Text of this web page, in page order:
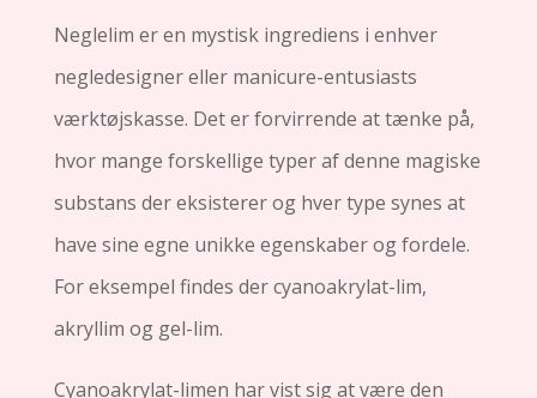
Neglelim er en mystisk ingrediens i enhver
negledesigner eller manicure-entusiasts
værktøjskasse. Det er forvirrende at tænke på,
hvor mange forskellige typer af denne magiske
substans der eksisterer og hver type synes at
have sine egne unikke egenskaber og fordele.
For eksempel findes der cyanoakrylat-lim,
akryllim og gel-lim.
Cyanoakrylat-limen har vist sig at være den